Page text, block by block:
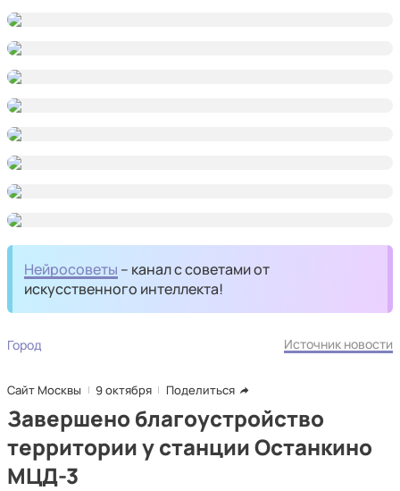
Нейросоветы – канал с советами от
искусственного интеллекта!
Город Источник новости
Сайт Москвы 9 октября Поделиться
Завершено благоустройство
территории у станции Останкино
МЦД-3